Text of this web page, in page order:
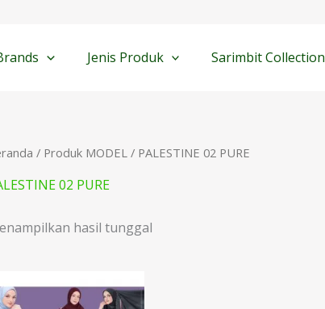
Jenis Produk Sarimbit Collection
/ Produk MODEL / PALESTINE 02 PURE
02 PURE
hasil tunggal
harga: